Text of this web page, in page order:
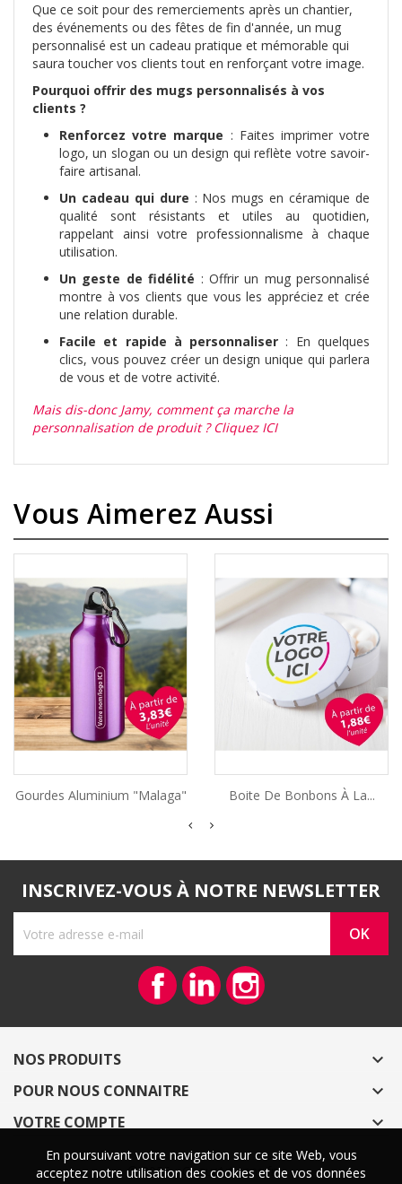
En poursuivant votre navigation sur ce site Web, vous
acceptez notre utilisation des cookies et de vos données
Que ce soit pour des remerciements après un chantier,
des événements ou des fêtes de fin d'année, un mug
personnalisé est un cadeau pratique et mémorable qui
saura toucher vos clients tout en renforçant votre image.
Pourquoi offrir des mugs personnalisés à vos
clients ?
Renforcez votre marque : Faites imprimer votre
logo, un slogan ou un design qui reflète votre savoir-
faire artisanal.
Un cadeau qui dure : Nos mugs en céramique de
qualité sont résistants et utiles au quotidien,
rappelant ainsi votre professionnalisme à chaque
utilisation.
Un geste de fidélité : Offrir un mug personnalisé
montre à vos clients que vous les appréciez et crée
une relation durable.
Facile et rapide à personnaliser : En quelques
clics, vous pouvez créer un design unique qui parlera
de vous et de votre activité.
Mais dis-donc Jamy, comment ça marche la
personnalisation de produit ? Cliquez ICI
Vous Aimerez Aussi
Gourdes Aluminium "Malaga" Boite De Bonbons À La...
INSCRIVEZ-VOUS À NOTRE NEWSLETTER
FacebookVimeo
NOS PRODUITS 
POUR NOUS CONNAITRE 
VOTRE COMPTE 
En poursuivant votre navigation sur ce site Web, vous
acceptez notre utilisation des cookies et de vos données
© 2026 - CoeurArtisans.fr